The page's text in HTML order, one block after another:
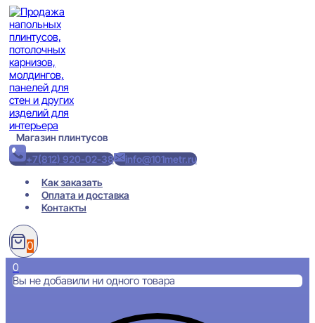
Перейти
к
содержимому
Магазин плинтусов
+7(812) 920-02-38
info@101metr.ru
Как заказать
Оплата и доставка
Контакты
0
0
Вы не добавили ни одного товара